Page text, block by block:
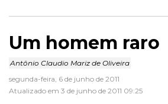
Um homem raro
Antônio Claudio Mariz de Oliveira
segunda-feira, 6 de junho de 2011
Atualizado em 3 de junho de 2011 09:25